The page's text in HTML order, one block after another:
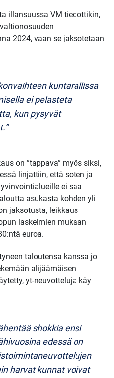
illansuussa VM tiedottikin,
2024, vaan se jaksotetaan
kuntarallissa
ei pelasteta
kun pysyvät
on ”tappava” myös siksi,
linjattiin, että soten ja
ei saa
asukasta kohden yli
jaksotusta, leikkaus
laskelmien mukaan
euroa.
taloutensa kanssa jo
alijäämäisen
yt-neuvotteluja käy
shokkia ensi
edessä on
harvat kunnat voivat